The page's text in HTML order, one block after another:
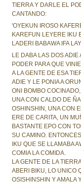
TIERRA Y DARLE EL
CANTANDO:
'OYEKUN IROSO
KAREFUN LEYERE IKU
LADERI BABAWA IFA
LE DABA LAS DOS ADIE
PODER PARA QUE
A LA GENTE DE ESA
ADIE Y LE PONIA A
ONI BOMBO
UNA CON CALDO DE
OSHINSHIN, UNA CON
ERE DE CARITA, UN
BASTANTE EPO CON
SU CAMINO.
IKU QUE SE LLAMABA
COMIA LA COMIDA.
LA GENTE DE LA
ABERI BIKU, LO UNICO
OSISHINSHIN Y AMALA